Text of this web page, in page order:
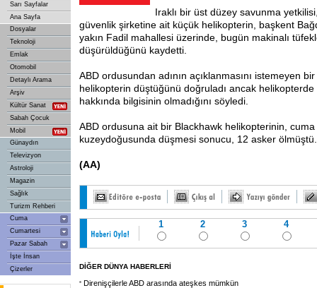
Sarı Sayfalar
Ana Sayfa
Dosyalar
Teknoloji
Emlak
Otomobil
Detaylı Arama
Arşiv
Kültür Sanat
Sabah Çocuk
Mobil
Günaydın
Televizyon
Astroloji
Magazin
Sağlık
Turizm Rehberi
Cuma
Cumartesi
Pazar Sabah
İşte İnsan
Çizerler
Iraklı bir üst düzey savunma
güvenlik şirketine ait küçük helikopterin, başkent
yakın Fadil mahallesi üzerinde, bugün makinalı
düşürüldüğünü kaydetti.
ABD ordusundan adının açıklanmasını istemeyen
helikopterin düştüğünü doğruladı ancak
hakkında bilgisinin olmadığını söyledi.
ABD ordusuna ait bir Blackhawk helikopterinin, cuma
kuzeydoğusunda düşmesi sonucu, 12 asker ölmüştü.
(AA)
1 2 3 4
DİĞER DÜNYA HABERLERİ
Direnişçilerle ABD arasında ateşkes mümkün